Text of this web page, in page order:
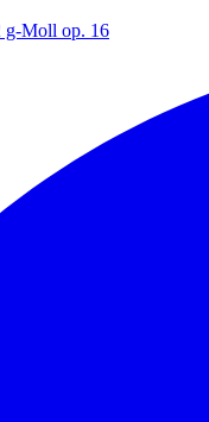
g-Moll op. 16